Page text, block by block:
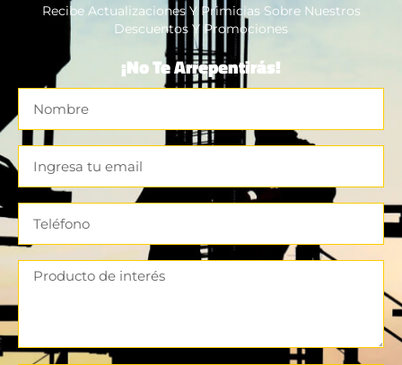
Recibe Actualizaciones Y Primicias Sobre Nuestros
Descuentos Y Promociones
¡No Te Arrepentirás!